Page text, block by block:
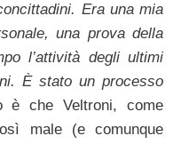
Era una mia
una prova della
l’attività degli ultimi
È stato un processo
è che Veltroni, come
male (e comunque